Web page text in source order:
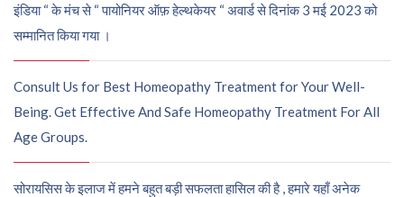
इंडिया “ के मंच से “ पायोनियर ऑफ़ हेल्थकेयर “ अवार्ड से दिनांक 3 मई 2023 को
सम्मानित किया गया ।
Consult Us for Best Homeopathy Treatment for Your Well-
Being. Get Effective And Safe Homeopathy Treatment For All
Age Groups.
सोरायसिस के इलाज में हमने बहुत बड़ी सफलता हासिल की है , हमारे यहाँ अनेक